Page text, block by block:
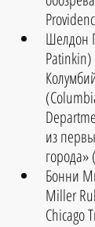
Шелдон
Patinkin)
из
города»
Бонни
Miller
Chicago